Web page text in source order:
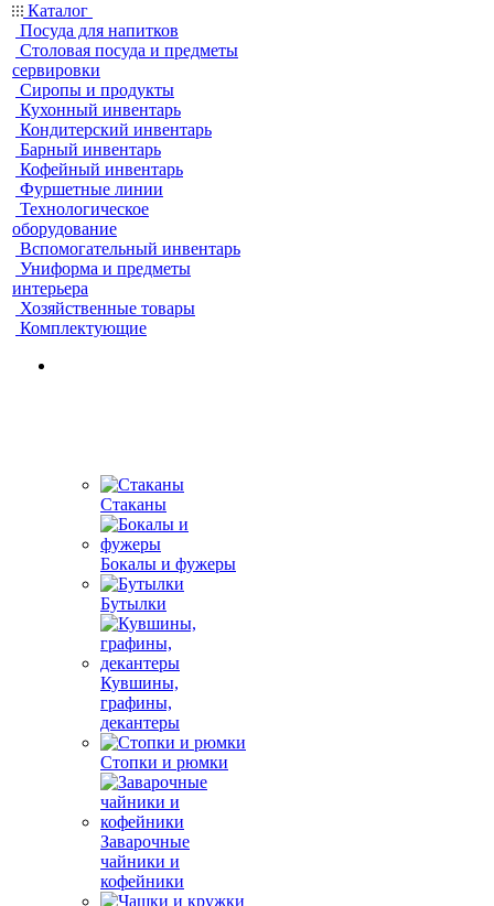
Каталог
Посуда для напитков
Столовая посуда и предметы
сервировки
Сиропы и продукты
Кухонный инвентарь
Кондитерский инвентарь
Барный инвентарь
Кофейный инвентарь
Фуршетные линии
Технологическое
оборудование
Вспомогательный инвентарь
Униформа и предметы
интерьера
Хозяйственные товары
Комплектующие
Стаканы
Бокалы и фужеры
Бутылки
Кувшины,
графины,
декантеры
Стопки и рюмки
Заварочные
чайники и
кофейники